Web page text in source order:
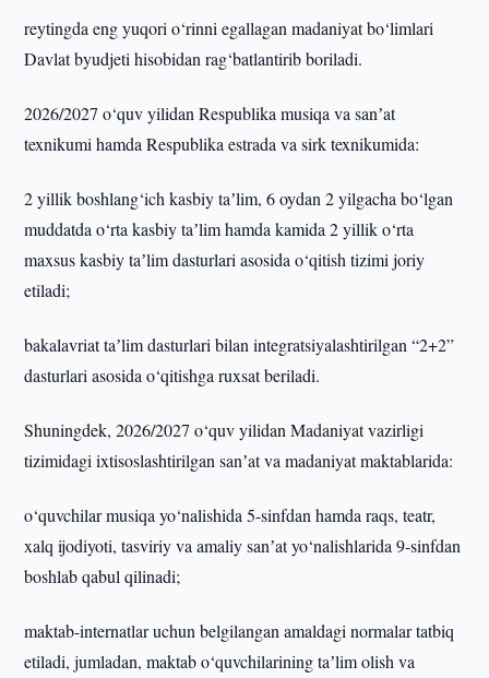
reytingda eng yuqori o‘rinni egallagan madaniyat bo‘limlari
Davlat byudjeti hisobidan rag‘batlantirib boriladi.
2026/2027 o‘quv yilidan Respublika musiqa va sanʼat
texnikumi hamda Respublika estrada va sirk texnikumida:
2 yillik boshlang‘ich kasbiy taʼlim, 6 oydan 2 yilgacha bo‘lgan
muddatda o‘rta kasbiy taʼlim hamda kamida 2 yillik o‘rta
maxsus kasbiy taʼlim dasturlari asosida o‘qitish tizimi joriy
etiladi;
bakalavriat taʼlim dasturlari bilan integratsiyalashtirilgan “2+2”
dasturlari asosida o‘qitishga ruxsat beriladi.
Shuningdek, 2026/2027 o‘quv yilidan Madaniyat vazirligi
tizimidagi ixtisoslashtirilgan sanʼat va madaniyat maktablarida:
o‘quvchilar musiqa yo‘nalishida 5-sinfdan hamda raqs, teatr,
xalq ijodiyoti, tasviriy va amaliy sanʼat yo‘nalishlarida 9-sinfdan
boshlab qabul qilinadi;
maktab-internatlar uchun belgilangan amaldagi normalar tatbiq
etiladi, jumladan, maktab o‘quvchilarining taʼlim olish va